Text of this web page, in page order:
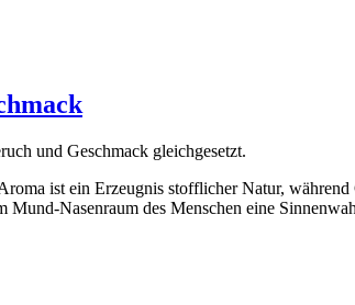
und Geschmack gleichgesetzt.
ist ein Erzeugnis stofflicher Natur,
Mund-Nasenraum des Menschen eine